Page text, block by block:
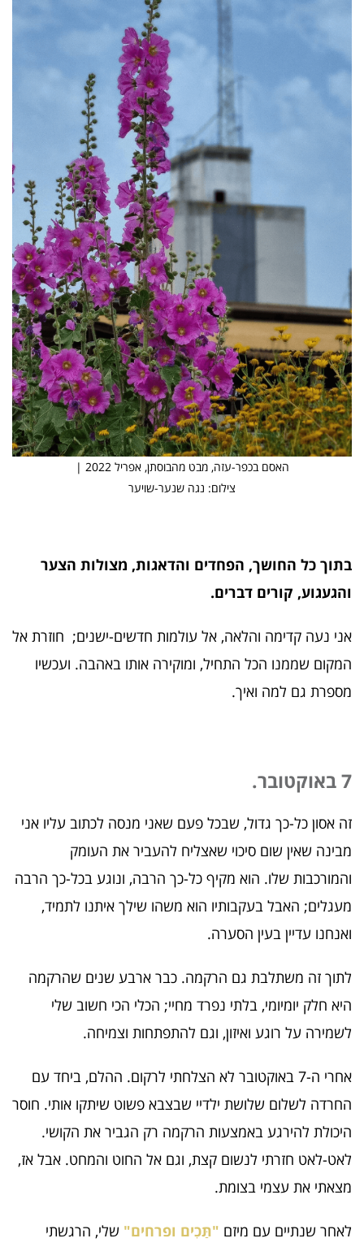
האסם בכפר-עזה, מבט מהבוסתן, אפריל 2022 |
צילום: נגה שנער-שויער
בתוך כל החושך, הפחדים והדאגות, מצולות הצער
והגעגוע, קורים דברים.
אני נעה קדימה והלאה, אל עולמות חדשים-ישנים; חוזרת אל
המקום שממנו הכל התחיל, ומוקירה אותו באהבה. ועכשיו
מספרת גם למה ואיך.
7 באוקטובר.
זה אסון כל-כך גדול, שבכל פעם שאני מנסה לכתוב עליו אני
מבינה שאין שום סיכוי שאצליח להעביר את העומק
והמורכבות שלו. הוא מקיף כל-כך הרבה, ונוגע בכל-כך הרבה
מעגלים; האבל בעקבותיו הוא משהו שילך איתנו לתמיד,
ואנחנו עדיין בעין הסערה.
לתוך זה משתלבת גם הרקמה. כבר ארבע שנים שהרקמה
היא חלק יומיומי, בלתי נפרד מחיי; הכלי הכי חשוב שלי
לשמירה על רוגע ואיזון, וגם להתפתחות וצמיחה.
אחרי ה-7 באוקטובר לא הצלחתי לרקום. ההלם, ביחד עם
החרדה לשלום שלושת ילדיי שבצבא פשוט שיתקו אותי. חוסר
היכולת להירגע באמצעות הרקמה רק הגביר את הקושי.
לאט-לאט חזרתי לנשום קצת, וגם אל החוט והמחט. אבל אז,
מצאתי את עצמי בצומת.
לאחר שנתיים עם מיזם "תַּכִים ופרחים" שלי, הרגשתי